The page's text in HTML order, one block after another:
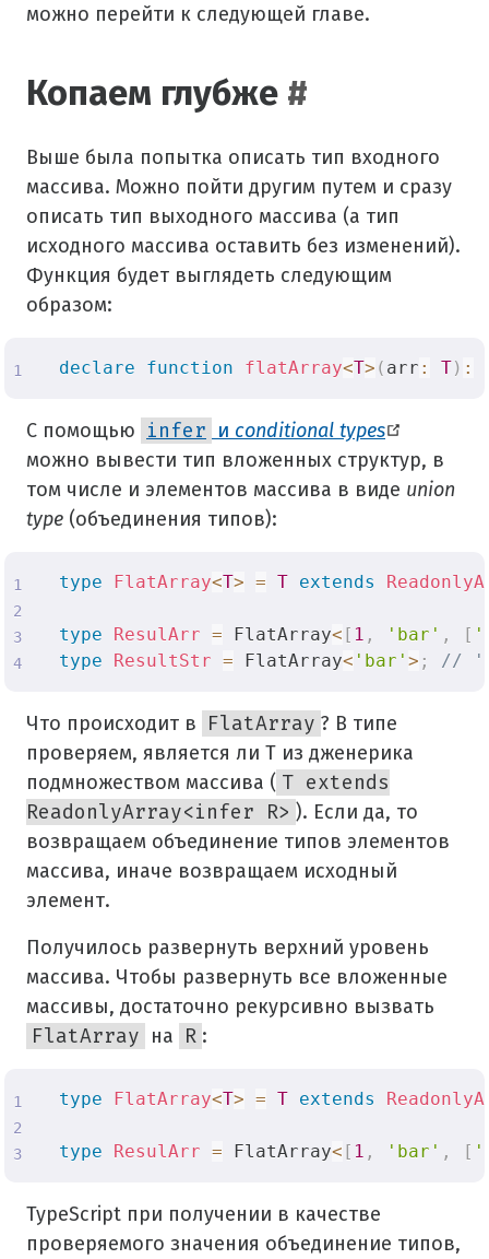
можно перейти к следующей главе.
Копаем глубже #
Выше была попытка описать тип входного
массива. Можно пойти другим путем и сразу
описать тип выходного массива (а тип
исходного массива оставить без изменений).
Функция будет выглядеть следующим
образом:
declare function flatArray<T> ( arr : T) :
С помощью infer и conditional types
можно вывести тип вложенных структур, в
том числе и элементов массива в виде union
type (объединения типов):
type FlatArray<T> = T extends
type ResulArr = FlatArray< [ 1 , 'bar' , [
type
ResultStr = FlatArray< 'bar' > ; //
Что происходит в FlatArray ? В типе
проверяем, является ли T из дженерика
подмножеством массива ( T extends
ReadonlyArray<infer R> ). Если да, то
возвращаем объединение типов элементов
массива, иначе возвращаем исходный
элемент.
Получилось развернуть верхний уровень
массива. Чтобы развернуть все вложенные
массивы, достаточно рекурсивно вызвать
FlatArray на R :
type FlatArray<T> = T extends
type ResulArr = FlatArray< [ 1 , 'bar' , [
TypeScript при получении в качестве
проверяемого значения объединение типов,